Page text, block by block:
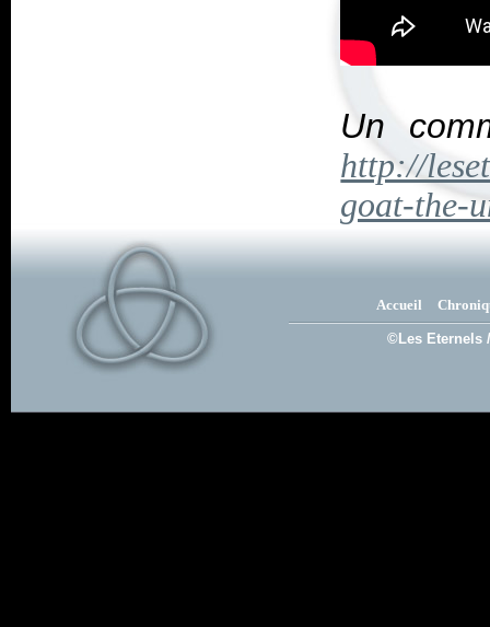
Un
http://
goat-the-
Accueil
©Les Eternels